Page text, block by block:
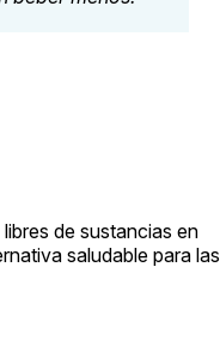
de sustancias en
saludable para las